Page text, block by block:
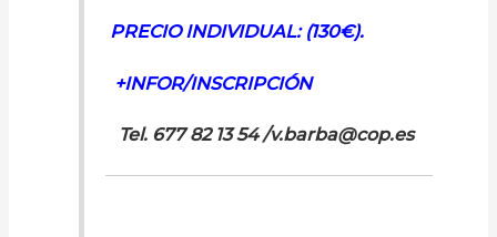
PRECIO INDIVIDUAL: (130€).
+INFOR/INSCRIPCIÓN
Tel. 677 82 13 54/v.barba@cop.es